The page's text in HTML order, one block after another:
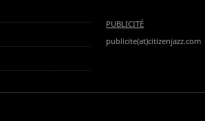
PUBLICITÉ
publicite(at)citizenjazz.com